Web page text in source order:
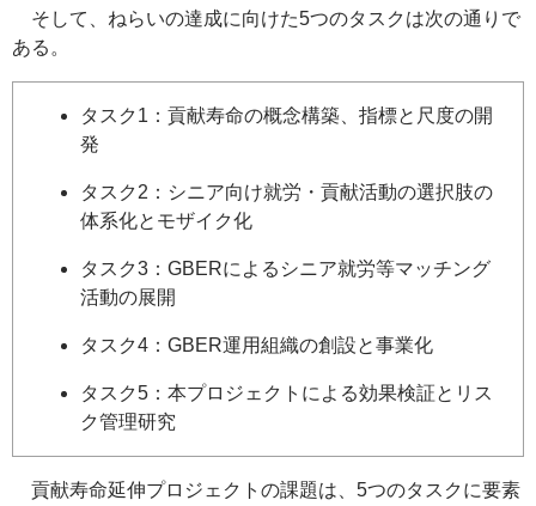
そして、ねらいの達成に向けた5つのタスクは次の通りで
ある。
タスク1：貢献寿命の概念構築、指標と尺度の開
発
タスク2：シニア向け就労・貢献活動の選択肢の
体系化とモザイク化
タスク3：GBERによるシニア就労等マッチング
活動の展開
タスク4：GBER運用組織の創設と事業化
タスク5：本プロジェクトによる効果検証とリス
ク管理研究
貢献寿命延伸プロジェクトの課題は、5つのタスクに要素